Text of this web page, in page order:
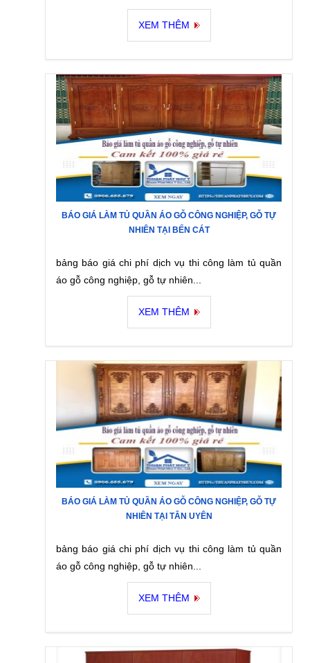
XEM THÊM
BÁO GIÁ LÀM TỦ QUẦN ÁO GỖ CÔNG NGHIỆP, GỖ TỰ
NHIÊN TẠI BẾN CÁT
bảng báo giá chi phí dịch vụ thi công làm tủ quần
áo gỗ công nghiệp, gỗ tự nhiên...
XEM THÊM
BÁO GIÁ LÀM TỦ QUẦN ÁO GỖ CÔNG NGHIỆP, GỖ TỰ
NHIÊN TẠI TÂN UYÊN
bảng báo giá chi phí dịch vụ thi công làm tủ quần
áo gỗ công nghiệp, gỗ tự nhiên...
XEM THÊM